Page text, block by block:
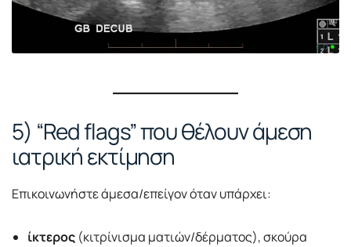
5) “Red flags” που θέλουν άμεση
ιατρική εκτίμηση
Επικοινωνήστε άμεσα/επείγον όταν υπάρχει:
ίκτερος (κιτρίνισμα ματιών/δέρματος), σκούρα